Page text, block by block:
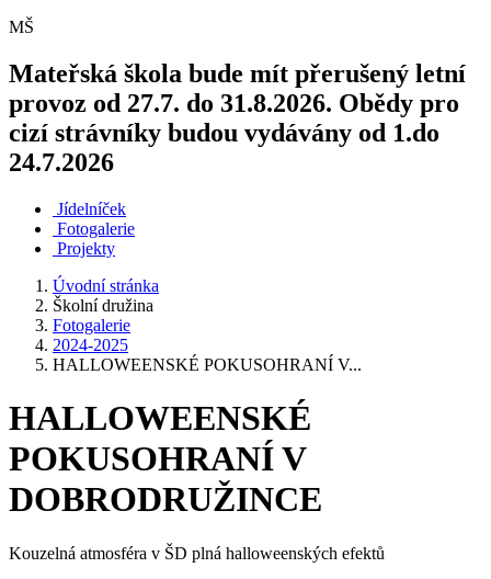
MŠ
Mateřská škola bude mít přerušený letní
provoz od 27.7. do 31.8.2026. Obědy pro
cizí strávníky budou vydávány od 1.do
24.7.2026
Jídelníček
Fotogalerie
Projekty
Úvodní stránka
Školní družina
Fotogalerie
2024-2025
HALLOWEENSKÉ POKUSOHRANÍ V...
HALLOWEENSKÉ
POKUSOHRANÍ V
DOBRODRUŽINCE
Kouzelná atmosféra v ŠD plná halloweenských efektů